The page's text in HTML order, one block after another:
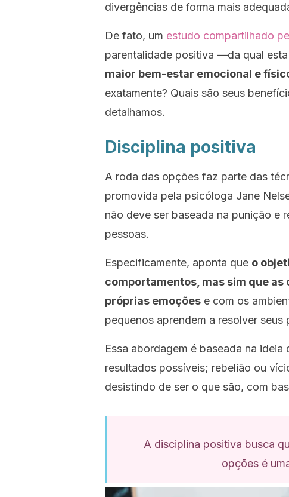
divergências de forma mais
De fato, um estudo compartilhado
parentalidade positiva —da qual
maior bem-estar emocional e
exatamente? Quais são seus
detalhamos.
Disciplina positiva
A roda das opções faz parte das
promovida pela psicóloga Jane
não deve ser baseada na punição e
pessoas.
Especificamente, aponta que o
comportamentos, mas sim que
próprias emoções e com os
pequenos aprendem a resolver
Essa abordagem é baseada na
resultados possíveis; rebelião ou
desistindo de ser o que são, com
A disciplina positiva busca
opções é